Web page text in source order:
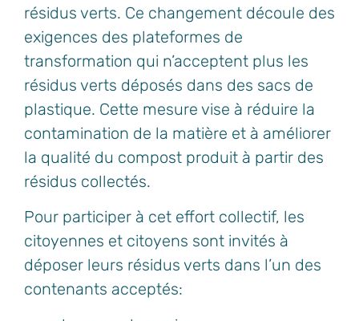
résidus verts. Ce changement découle des
exigences des plateformes de
transformation qui n’acceptent plus les
résidus verts déposés dans des sacs de
plastique. Cette mesure vise à réduire la
contamination de la matière et à améliorer
la qualité du compost produit à partir des
résidus collectés.
Pour participer à cet effort collectif, les
citoyennes et citoyens sont invités à
déposer leurs résidus verts dans l’un des
contenants acceptés: